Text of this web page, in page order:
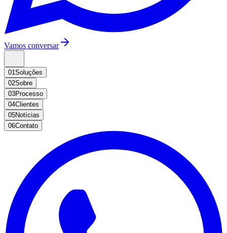
Vamos conversar
01Soluções
02Sobre
03Processo
04Clientes
05Notícias
06Contato